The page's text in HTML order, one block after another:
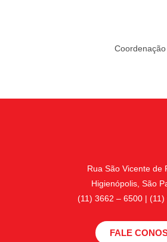
Rua São Vicente de
Higienópolis, São
(11) 3662 – 6500 |
FALE